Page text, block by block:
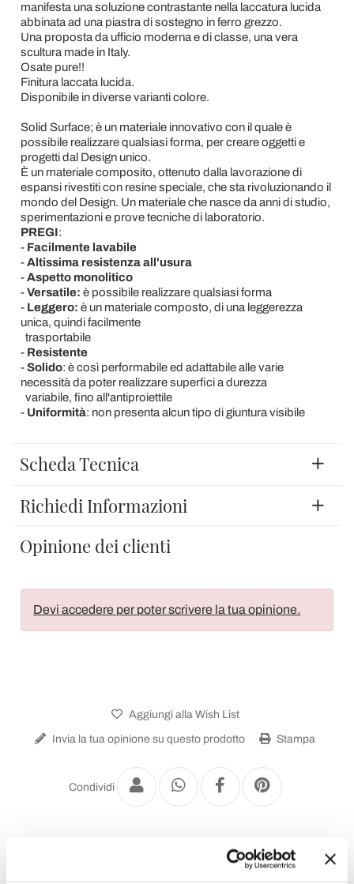
manifesta una soluzione contrastante nella laccatura lucida
abbinata ad una piastra di sostegno in ferro grezzo.
Una proposta da ufficio moderna e di classe, una vera
scultura made in Italy.
Osate pure!!
Finitura laccata lucida.
Disponibile in diverse varianti colore.
Solid Surface; è un materiale innovativo con il quale è
possibile realizzare qualsiasi forma, per creare oggetti e
progetti dal Design unico.
È un materiale composito, ottenuto dalla lavorazione di
espansi rivestiti con resine speciale, che sta rivoluzionando il
mondo del Design. Un materiale che nasce da anni di studio,
sperimentazioni e prove tecniche di laboratorio.
PREGI:
- Facilmente lavabile
-Altissima resistenza all'usura
-Aspetto monolitico
-Versatile: è possibile realizzare qualsiasi forma
- Leggero: è un materiale composto, di una leggerezza
unica, quindi facilmente
trasportabile
- Resistente
-Solido: è così performabile ed adattabile alle varie
necessità da poter realizzare superfici a durezza
variabile, fino all'antiproiettile
- Uniformità: non presenta alcun tipo di giuntura visibile
Scheda Tecnica
Richiedi Informazioni
Opinione dei clienti
Devi accedere per poter scrivere la tua opinione.
Aggiungi alla Wish List
Invia la tua opinione su questo prodotto Stampa
Condividi
Scrivanie di Design